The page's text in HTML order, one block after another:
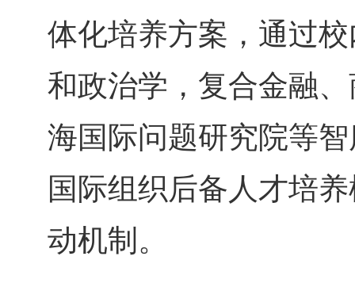
体化培养方案，通过
和政治学，复合金融
海国际问题研究院等
国际组织后备人才培
动机制。